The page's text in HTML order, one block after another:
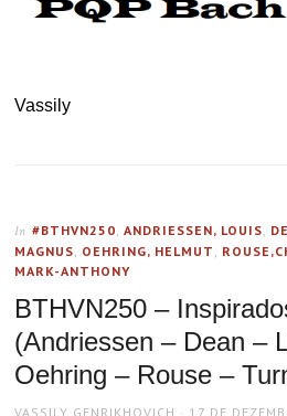
Vassily
In #BTHVN250,ANDRIESSEN, LOUIS,
MAGNUS, OEHRING, HELMUT ,
MARK-ANTHONY
BTHVN250 –
(Andriessen – Dean –
Oehring – Rouse –
AUTHOR
VASSILY GENRIKHOVICH POSTED
17 DE